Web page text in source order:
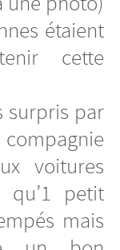
étaient
cette
surpris par
voitures
petit
mais